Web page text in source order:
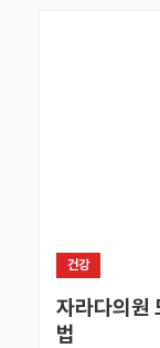
건강
자라다의원
법